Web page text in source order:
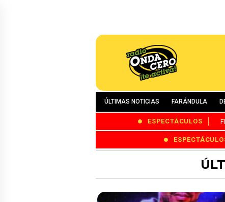
ÚLTIMAS NOTICIAS FARÁNDULA
ESPECTÁCULOS